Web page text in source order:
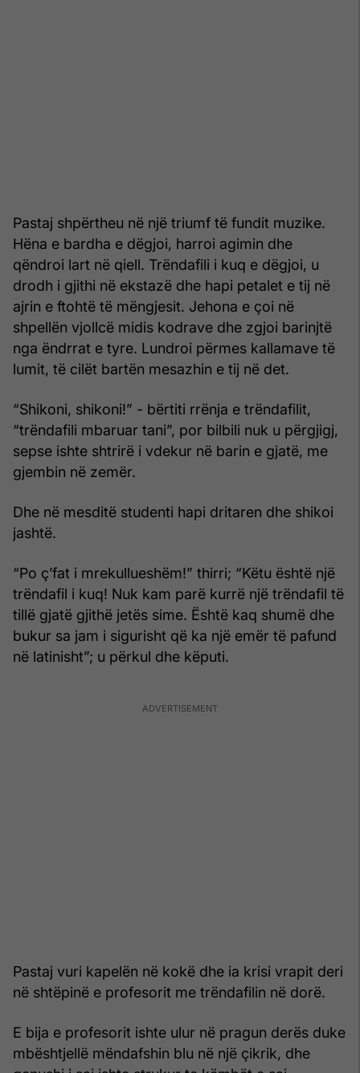
Pastaj shpërtheu në një triumf të fundit muzike.
Hëna e bardha e dëgjoi, harroi agimin dhe
qëndroi lart në qiell. Trëndafili i kuq e dëgjoi, u
drodh i gjithi në ekstazë dhe hapi petalet e tij në
ajrin e ftohtë të mëngjesit. Jehona e çoi në
shpellën vjollcë midis kodrave dhe zgjoi barinjtë
nga ëndrrat e tyre. Lundroi përmes kallamave të
lumit, të cilët bartën mesazhin e tij në det.
“Shikoni, shikoni!” - bërtiti rrënja e trëndafilit,
“trëndafili mbaruar tani”, por bilbili nuk u përgjigj,
sepse ishte shtrirë i vdekur në barin e gjatë, me
gjembin në zemër.
Dhe në mesditë studenti hapi dritaren dhe shikoi
jashtë.
“Po ç’fat i mrekullueshëm!” thirri; “Këtu është një
trëndafil i kuq! Nuk kam parë kurrë një trëndafil të
tillë gjatë gjithë jetës sime. Është kaq shumë dhe
bukur sa jam i sigurisht që ka një emër të pafund
në latinisht”; u përkul dhe këputi.
Pastaj vuri kapelën në kokë dhe ia krisi vrapit deri
në shtëpinë e profesorit me trëndafilin në dorë.
E bija e profesorit ishte ulur në pragun derës duke
mbështjellë mëndafshin blu në një çikrik, dhe